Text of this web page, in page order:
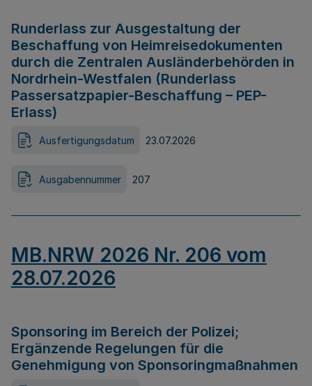
Runderlass zur Ausgestaltung der
Beschaffung von Heimreisedokumenten
durch die Zentralen Ausländerbehörden in
Nordrhein-Westfalen (Runderlass
Passersatzpapier-Beschaffung – PEP-
Erlass)
Ausfertigungsdatum 23.07.2026
Ausgabennummer 207
MB.NRW 2026 Nr. 206 vom
28.07.2026
Sponsoring im Bereich der Polizei;
Ergänzende Regelungen für die
Genehmigung von Sponsoringmaßnahmen